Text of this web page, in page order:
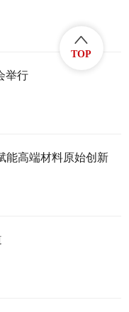
举行
能高端材料原始创新
TOP